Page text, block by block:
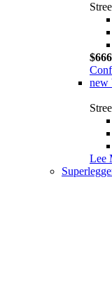
new
Lee